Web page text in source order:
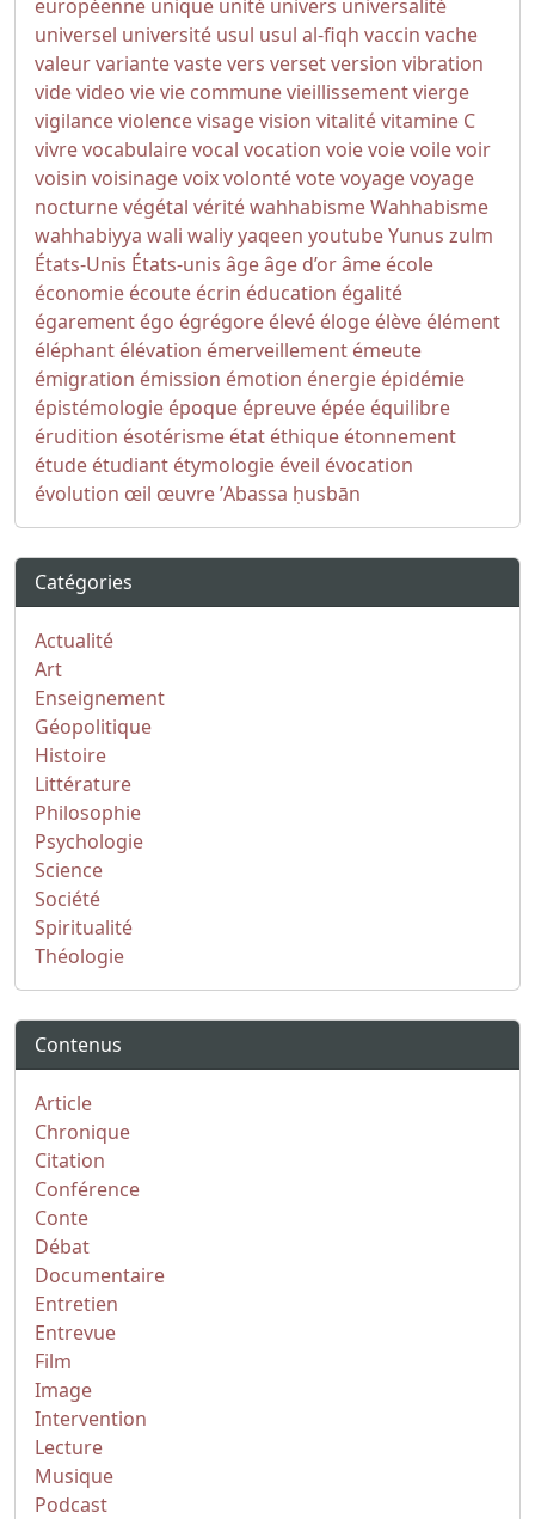
européenne unique unité univers universalité
universel université usul usul al-fiqh vaccin vache
valeurvariantevastevers versetversion vibration
videvideo vievie communevieillissementvierge
vigilanceviolencevisagevision vitalitévitamine C
vivrevocabulairevocal vocation voievoievoilevoir
voisin voisinagevoixvolontévotevoyagevoyage
nocturnevégétal véritéwahhabismeWahhabisme
wahhabiyya wali waliyyaqeen youtubeYunus zulm
États-Unis États-unis âgeâge d’orâme école
économie écoute écrin éducation égalité
égarement égo égrégore élevé éloge élève élément
éléphant élévation émerveillement émeute
émigration émission émotion énergie épidémie
épistémologie époque épreuve épée équilibre
érudition ésotérisme état éthique étonnement
étude étudiant étymologie éveil évocation
évolution œil œuvreʼAbassa ḥusbān
Catégories
Actualité
Art
Enseignement
Géopolitique
Histoire
Littérature
Philosophie
Psychologie
Science
Société
Spiritualité
Théologie
Contenus
Article
Chronique
Citation
Conférence
Conte
Débat
Documentaire
Entretien
Entrevue
Film
Image
Intervention
Lecture
Musique
Podcast